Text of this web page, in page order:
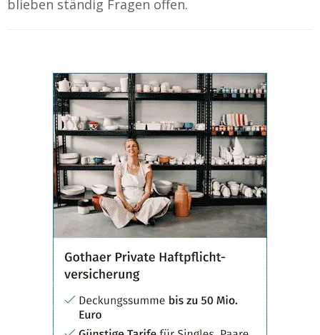
blieben ständig Fragen offen.